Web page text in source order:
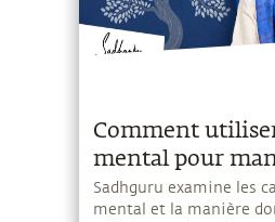
Comment
mental pour
que vous voulez ?
Sadhguru examine les
mental et la manière